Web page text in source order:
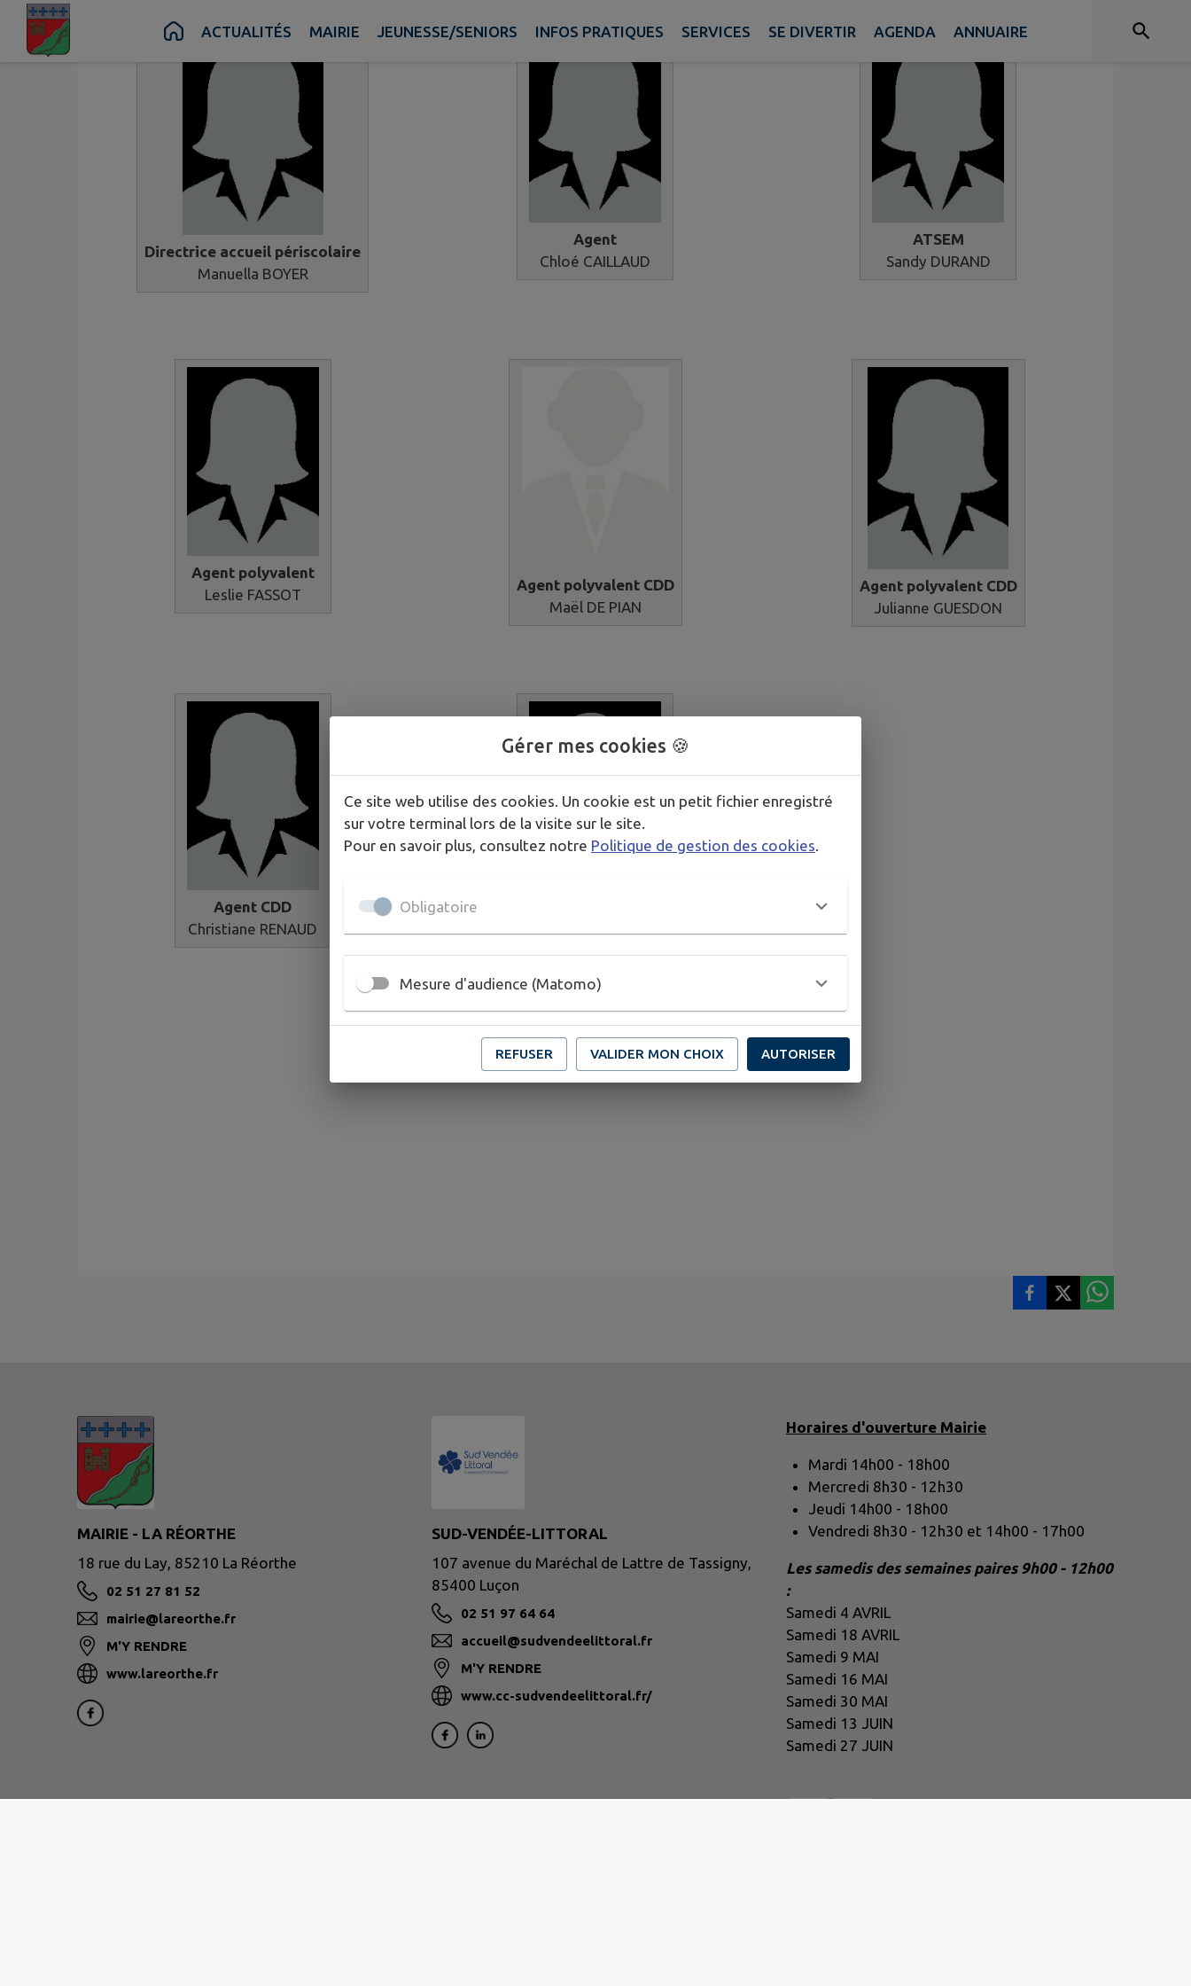
Contenu Recherche Pied de page
ACTUALITÉS MAIRIE JEUNESSE/SENIORS INFOS PRATIQUES SERVICES SE DIVERTIR AGENDA ANNUAIRE
Directrice accueil périscolaire
Manuella BOYER
Agent
Chloé CAILLAUD
ATSEM
Sandy DURAND
Agent polyvalent
Leslie FASSOT
Agent polyvalent CDD
Maël DE PIAN
Agent polyvalent CDD
Julianne GUESDON
Agent CDD
Christiane RENAUD
MAIRIE - LA RÉORTHE
18 rue du Lay, 85210 La Réorthe
02 51 27 81 52
mairie@lareorthe.fr
M'Y RENDRE
www.lareorthe.fr
SUD-VENDÉE-LITTORAL
107 avenue du Maréchal de Lattre de Tassigny,
85400 Luçon
02 51 97 64 64
accueil@sudvendeelittoral.fr
M'Y RENDRE
www.cc-sudvendeelittoral.fr/
Horaires d'ouverture Mairie
Mardi 14h00 - 18h00
Mercredi 8h30 - 12h30
Jeudi 14h00 - 18h00
Vendredi 8h30 - 12h30 et 14h00 - 17h00
Les samedis des semaines paires 9h00 - 12h00
:
Samedi 4 AVRIL
Samedi 18 AVRIL
Samedi 9 MAI
Samedi 16 MAI
Samedi 30 MAI
Samedi 13 JUIN
Samedi 27 JUIN
Gérer mes cookies 🍪
Ce site web utilise des cookies. Un cookie est un petit fichier enregistré
sur votre terminal lors de la visite sur le site.
Pour en savoir plus, consultez notre Politique de gestion des cookies.
Obligatoire
Mesure d'audience (Matomo)
REFUSER VALIDER MON CHOIX AUTORISER